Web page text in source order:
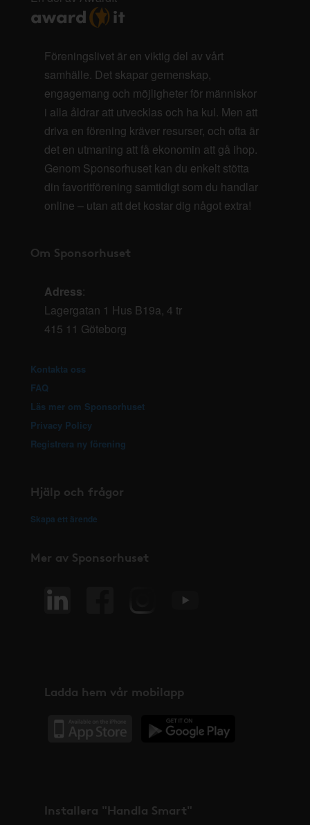
Föreningslivet är en viktig del av vårt
samhälle. Det skapar gemenskap,
engagemang och möjligheter för människor
i alla åldrar att utvecklas och ha kul. Men att
driva en förening kräver resurser, och ofta är
det en utmaning att få ekonomin att gå ihop.
Genom Sponsorhuset kan du enkelt stötta
din favoritförening samtidigt som du handlar
online – utan att det kostar dig något extra!
Om Sponsorhuset
Adress:
Lagergatan 1 Hus B19a, 4 tr
415 11 Göteborg
Kontakta oss
FAQ
Läs mer om Sponsorhuset
Privacy Policy
Registrera ny förening
Hjälp och frågor
Skapa ett ärende
Mer av Sponsorhuset
Ladda hem vår mobilapp
Installera "Handla Smart"